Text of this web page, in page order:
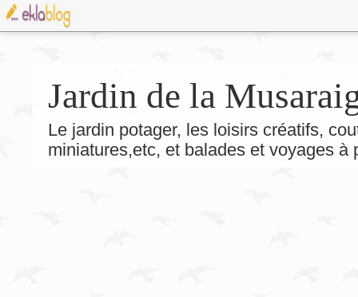
Jardin de la
Le jardin potager, les loisirs créatifs,
miniatures,etc, et balades et voyages